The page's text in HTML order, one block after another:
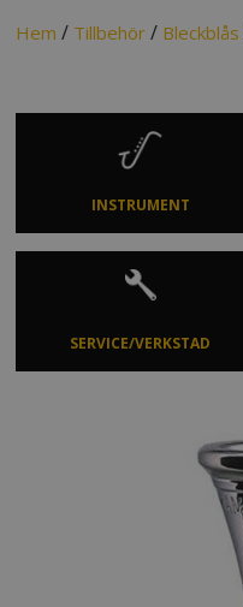
Hem / Tillbehör / Bleckblås
INSTRUMENT
SERVICE/VERKSTAD